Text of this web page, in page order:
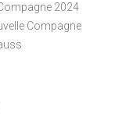
2024
Compagne